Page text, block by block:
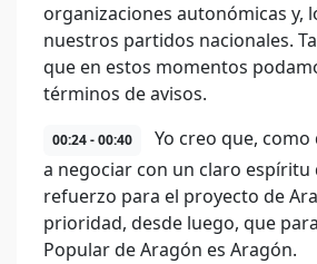
organizaciones autonómicas y,
nuestros partidos nacionales.
que en estos momentos
términos de avisos.
00:24 - 00:40
Yo creo que,
a negociar con un claro espíritu
refuerzo para el proyecto de
prioridad, desde luego, que
Popular de Aragón es Aragón.